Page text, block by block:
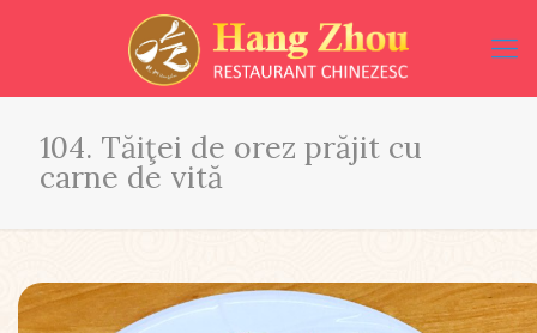
104. Tăiţei de orez prăjit cu
carne de vită